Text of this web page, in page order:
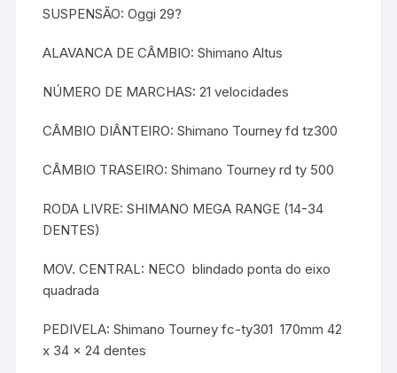
SUSPENSÃO: Oggi 29?
ALAVANCA DE CÂMBIO: Shimano Altus
NÚMERO DE MARCHAS: 21 velocidades
CÂMBIO DIÂNTEIRO: Shimano Tourney fd tz300
CÂMBIO TRASEIRO: Shimano Tourney rd ty 500
RODA LIVRE: SHIMANO MEGA RANGE (14-34
DENTES)
MOV. CENTRAL: NECO  blindado ponta do eixo
quadrada
PEDIVELA: Shimano Tourney fc-ty301  170mm 42
x 34 x 24 dentes